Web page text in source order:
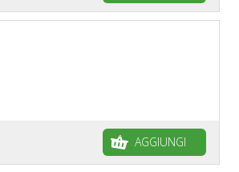
AGGIUNGI